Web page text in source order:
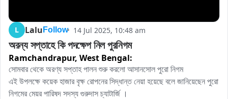
L Lalu Follow 14 Jul 2025, 10:48 am
অরন্য সপ্তাহে কি পদক্ষেপ নিল পুরনিগম
Ramchandrapur, West Bengal:
সোমবার থেকে অরণ্য সপ্তাহ পালন শুরু করলো আসানসোল পুরো নিগম
এই উপলক্ষে কয়েক হাজার বৃক্ষ রোপনের সিদ্ধান্ত নেয়া হয়েছে বলে জানিয়েছেন পুরো
নিগমের মেয়র পারিষদ সদস্য গুরুদাস চ্যাটার্জি ।